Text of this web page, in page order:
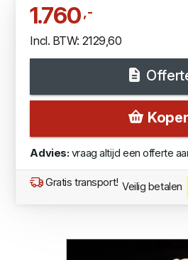
1.760,-
Incl. BTW: 2129,60
Advies: vraag altijd een offerte
Gratis transport! Veilig betalen